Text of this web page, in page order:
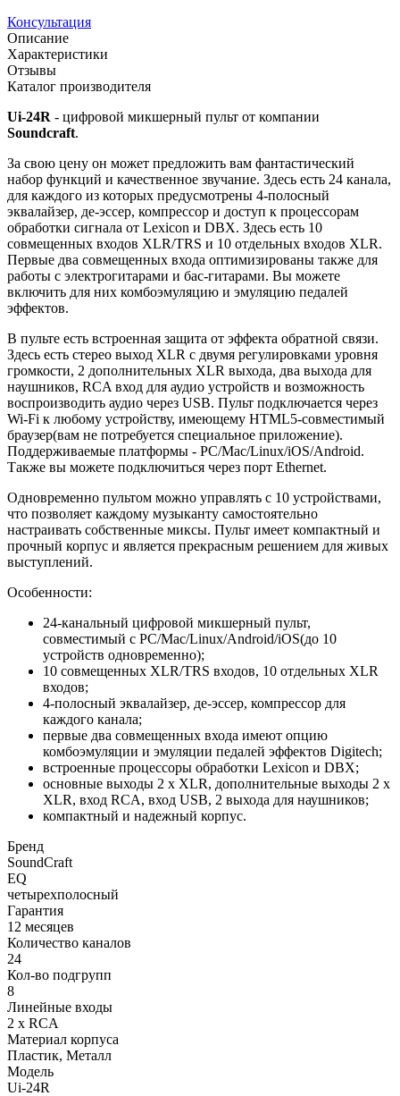
Консультация
Описание
Характеристики
Отзывы
Каталог производителя
Ui-24R - цифровой микшерный пульт от компании
Soundcraft.
За свою цену он может предложить вам фантастический
набор функций и качественное звучание. Здесь есть 24 канала,
для каждого из которых предусмотрены 4-полосный
эквалайзер, де-эссер, компрессор и доступ к процессорам
обработки сигнала от Lexicon и DBX. Здесь есть 10
совмещенных входов XLR/TRS и 10 отдельных входов XLR.
Первые два совмещенных входа оптимизированы также для
работы с электрогитарами и бас-гитарами. Вы можете
включить для них комбоэмуляцию и эмуляцию педалей
эффектов.
В пульте есть встроенная защита от эффекта обратной связи.
Здесь есть стерео выход XLR с двумя регулировками уровня
громкости, 2 дополнительных XLR выхода, два выхода для
наушников, RCA вход для аудио устройств и возможность
воспроизводить аудио через USB. Пульт подключается через
Wi-Fi к любому устройству, имеющему HTML5-совместимый
браузер(вам не потребуется специальное приложение).
Поддерживаемые платформы - PC/Mac/Linux/iOS/Android.
Также вы можете подключиться через порт Ethernet.
Одновременно пультом можно управлять с 10 устройствами,
что позволяет каждому музыканту самостоятельно
настраивать собственные миксы. Пульт имеет компактный и
прочный корпус и является прекрасным решением для живых
выступлений.
Особенности:
24-канальный цифровой микшерный пульт,
совместимый с PC/Mac/Linux/Android/iOS(до 10
устройств одновременно);
10 совмещенных XLR/TRS входов, 10 отдельных XLR
входов;
4-полосный эквалайзер, де-эссер, компрессор для
каждого канала;
первые два совмещенных входа имеют опцию
комбоэмуляции и эмуляции педалей эффектов Digitech;
встроенные процессоры обработки Lexicon и DBX;
основные выходы 2 x XLR, дополнительные выходы 2 x
XLR, вход RCA, вход USB, 2 выхода для наушников;
компактный и надежный корпус.
Бренд
SoundCraft
EQ
четырехполосный
Гарантия
12 месяцев
Количество каналов
24
Кол-во подгрупп
8
Линейные входы
2 x RCA
Материал корпуса
Пластик, Металл
Модель
Ui-24R